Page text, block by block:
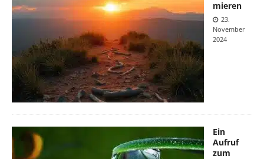
mieren
23.
November
2024
Ein
Aufruf
zum